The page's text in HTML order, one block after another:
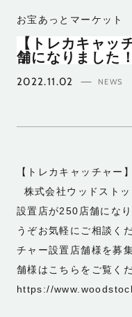
お宝あっとマーケット
【トレカキャッ
舗になりました！
2022.11.02 NEWS
【トレカキャッチャー
株式会社ウッドスト
設置店が250店舗にな
うぞお気軽にご相談く
チャー設置店舗様を募
舗様はこちらをご覧く
https://